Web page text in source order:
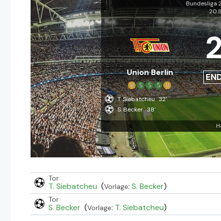
Bundesliga
Union Berlin
U S S S U
T. Siebatcheu 32'
S. Becker 38'
Tor
T. Siebatcheu (Vorlage: S. Becker)
Tor
S. Becker (Vorlage: T. Siebatcheu)